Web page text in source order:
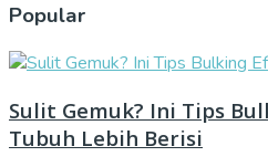
Popular
Sulit Gemuk? Ini Tips
Tubuh Lebih Berisi